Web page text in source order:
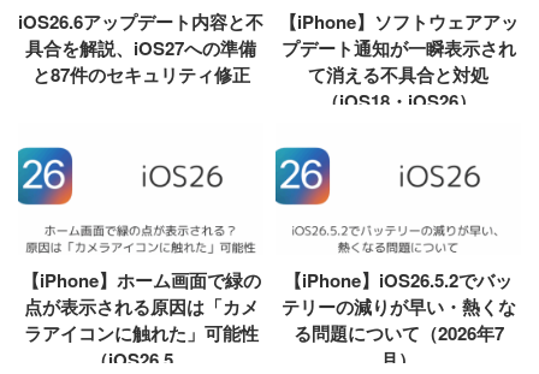
iOS26.6アップデート内容と不
具合を解説、iOS27への準備
と87件のセキュリティ修正
【iPhone】ソフトウェアアッ
プデート通知が一瞬表示され
て消える不具合と対処
（iOS18・iOS26）
【iPhone】ホーム画面で緑の
点が表示される原因は「カメ
ラアイコンに触れた」可能性
（iOS26.5....
【iPhone】iOS26.5.2でバッ
テリーの減りが早い・熱くな
る問題について（2026年7
月）